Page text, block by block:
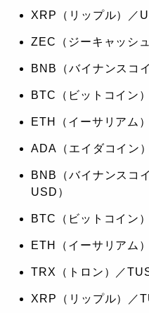
XRP（リップル）／
ZEC（ジーキャッシ
BNB（バイナンスコ
BTC（ビットコイン
ETH（イーサリアム
ADA（エイダコイン
BNB（バイナンスコ
USD）
BTC（ビットコイン
ETH（イーサリアム
TRX（トロン）／
XRP（リップル）／